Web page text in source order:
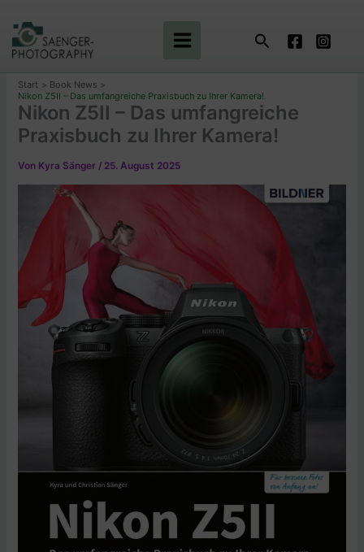
Inhalt
springen
Suchen
Start
Book News
Nikon Z5II – Das umfangreiche Praxisbuch zu Ihrer Kamera!
Nikon Z5II – Das umfangreiche
Praxisbuch zu Ihrer Kamera!
Von Kyra Sänger / 25. August 2025